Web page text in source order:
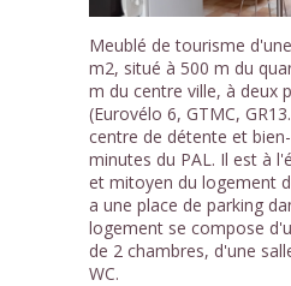
Meublé de tourisme
m2, situé à 500 m du
m du centre ville, à deux
(Eurovélo 6, GTMC,
centre de détente et
minutes du PAL. Il est à
et mitoyen du logement
a une place de parking
logement se compose
de 2 chambres, d'une
WC.